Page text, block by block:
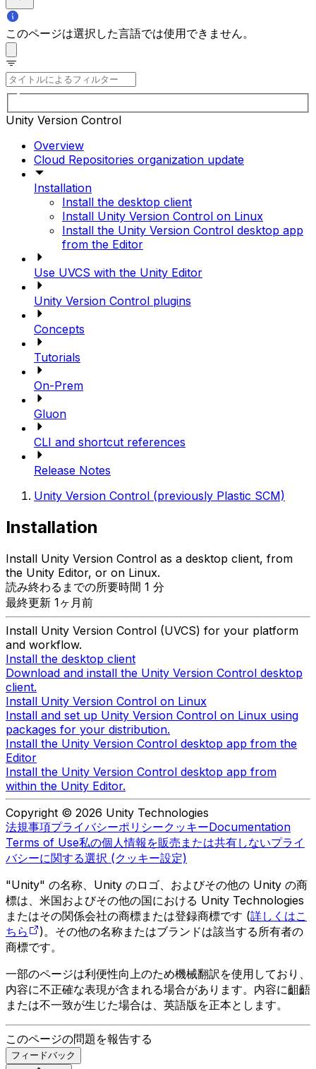
このページは選択した言語では使用できません。
Unity Version Control
Overview
Cloud Repositories organization update
Installation
Install the desktop client
Install Unity Version Control on Linux
Install the Unity Version Control desktop app
from the Editor
Use UVCS with the Unity Editor
Unity Version Control plugins
Concepts
Tutorials
On-Prem
Gluon
CLI and shortcut references
Release Notes
Unity Version Control (previously Plastic SCM)
Installation
Install Unity Version Control as a desktop client, from
the Unity Editor, or on Linux.
読み終わるまでの所要時間 1 分
最終更新 1ヶ月前
Install Unity Version Control (UVCS) for your platform
and workflow.
Install the desktop client
Download and install the Unity Version Control desktop
client.
Install Unity Version Control on Linux
Install and set up Unity Version Control on Linux using
packages for your distribution.
Install the Unity Version Control desktop app from the
Editor
Install the Unity Version Control desktop app from
within the Unity Editor.
Copyright © 2026 Unity Technologies
法規事項プライバシーポリシークッキーDocumentation
Terms of Use私の個人情報を販売または共有しないプライ
バシーに関する選択 (クッキー設定)
"Unity" の名称、Unity のロゴ、およびその他の Unity の商
標は、米国およびその他の国における Unity Technologies
またはその関係会社の商標または登録商標です (詳しくはこ
ちら
)。その他の名称またはブランドは該当する所有者の
商標です。
一部のページは利便性向上のため機械翻訳を使用しており、
内容に不正確な表現が含まれる場合があります。内容に齟齬
または不一致が生じた場合は、英語版を正本とします。
このページの問題を報告する
フィードバック